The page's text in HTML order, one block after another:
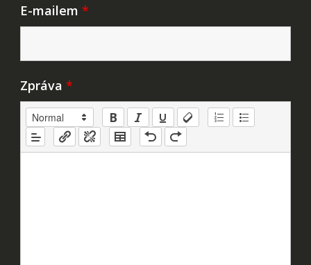
E-mailem *
Zpráva *